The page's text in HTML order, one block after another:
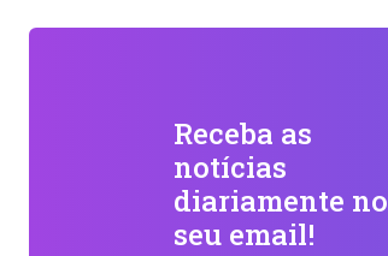
Receba as
notícias
diariamente no
seu email!